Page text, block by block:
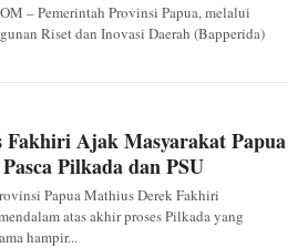
– Pemerintah Provinsi Papua, melalui
Riset dan Inovasi Daerah (Bapperida)
Fakhiri Ajak Masyarakat Papua
Pilkada dan PSU
Papua Mathius Derek Fakhiri
atas akhir proses Pilkada yang
hampir...